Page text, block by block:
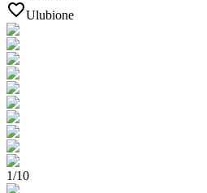
Ulubione
1/10